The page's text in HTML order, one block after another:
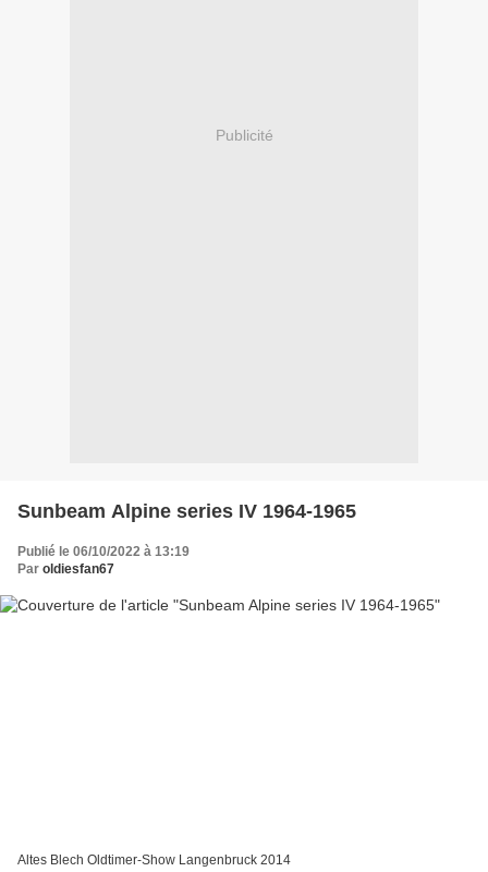
Publicité
Sunbeam Alpine series IV 1964-1965
Publié le 06/10/2022 à 13:19
Par oldiesfan67
Altes Blech Oldtimer-Show Langenbruck 2014